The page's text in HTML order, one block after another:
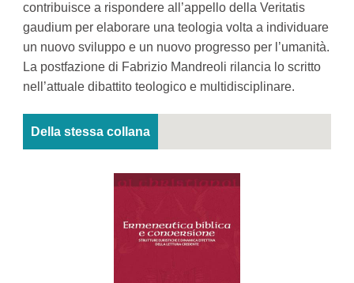
contribuisce a rispondere all’appello della Veritatis
gaudium per elaborare una teologia volta a individuare
un nuovo sviluppo e un nuovo progresso per l’umanità.
La postfazione di Fabrizio Mandreoli rilancia lo scritto
nell’attuale dibattito teologico e multidisciplinare.
Della stessa collana